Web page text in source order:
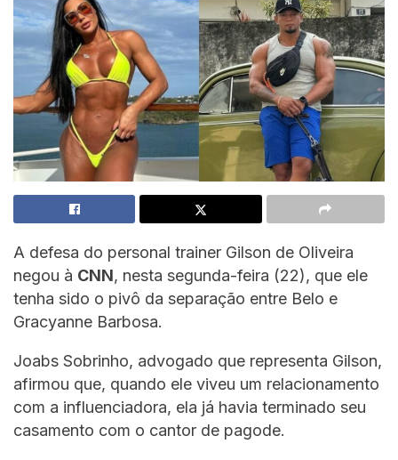
A defesa do personal trainer Gilson de Oliveira
negou à CNN, nesta segunda-feira (22), que ele
tenha sido o pivô da separação entre Belo e
Gracyanne Barbosa.
Joabs Sobrinho, advogado que representa Gilson,
afirmou que, quando ele viveu um relacionamento
com a influenciadora, ela já havia terminado seu
casamento com o cantor de pagode.